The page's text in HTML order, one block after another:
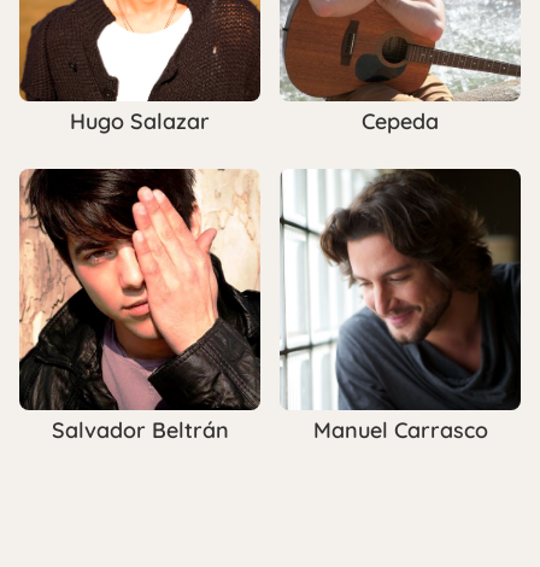
Hugo Salazar Cepeda
Salvador Beltrán Manuel Carrasco